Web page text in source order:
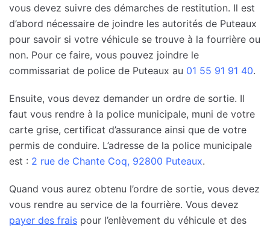
vous devez suivre des démarches de restitution. Il est
d’abord nécessaire de joindre les autorités de Puteaux
pour savoir si votre véhicule se trouve à la fourrière ou
non. Pour ce faire, vous pouvez joindre le
commissariat de police de Puteaux au 01 55 91 91 40.
Ensuite, vous devez demander un ordre de sortie. Il
faut vous rendre à la police municipale, muni de votre
carte grise, certificat d’assurance ainsi que de votre
permis de conduire. L’adresse de la police municipale
est : 2 rue de Chante Coq, 92800 Puteaux.
Quand vous aurez obtenu l’ordre de sortie, vous devez
vous rendre au service de la fourrière. Vous devez
payer des frais pour l’enlèvement du véhicule et des